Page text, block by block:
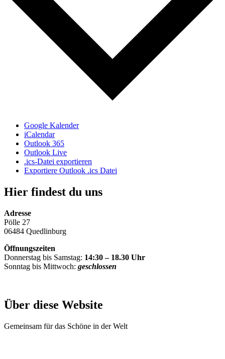
Google Kalender
iCalendar
Outlook 365
Outlook Live
.ics-Datei exportieren
Exportiere Outlook .ics Datei
Hier findest du uns
Adresse
Pölle 27
06484 Quedlinburg
Öffnungszeiten
Donnerstag bis Samstag: 14:30 – 18.30 Uhr
Sonntag bis Mittwoch: geschlossen
Über diese Website
Gemeinsam für das Schöne in der Welt